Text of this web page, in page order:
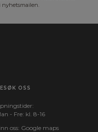
nyhetsmailen.
OSS
- Fre: kl. 8-16
oss: Google maps